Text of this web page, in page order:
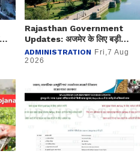
Rajasthan Government
Updates: अजमेर के लिए बड़ी
खबर; ड्रेनेज प्लान के लिए 150 करोड़
रूपए मंजूर
ADMINISTRATION Fri,7 Aug
2026